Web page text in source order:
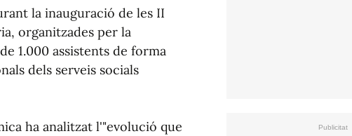
la inauguració de les II
organitzades per la
1.000 assistents de forma
dels serveis socials
ha analitzat l'"evolució que